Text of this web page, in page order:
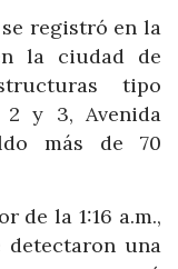
registró en la
la ciudad de
tipo
2 y 3, Avenida
más de 70
de la 1:16 a.m.,
detectaron una